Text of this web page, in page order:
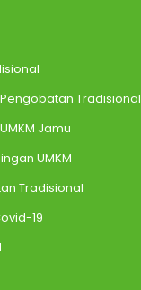
Tradisional
Jamu
UMKM
Tradisional
19